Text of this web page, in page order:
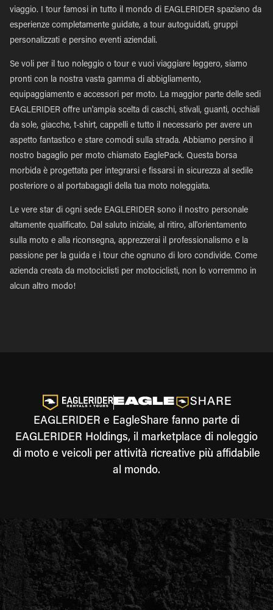
viaggio. I tour famosi in tutto il mondo di EAGLERIDER spaziano da
esperienze completamente guidate, a tour autoguidati, gruppi
personalizzati e persino eventi aziendali.
Se voli per il tuo noleggio o tour e vuoi viaggiare leggero, siamo
pronti con la nostra vasta gamma di abbigliamento,
equipaggiamento e accessori per moto. La maggior parte delle sedi
EAGLERIDER offre un'ampia scelta di caschi, stivali, guanti, occhiali
da sole, giacche, t-shirt, cappelli e tutto il necessario per avere un
aspetto fantastico e stare comodi sulla strada. Abbiamo persino il
nostro bagaglio per moto chiamato EaglePack. Questa borsa
morbida è progettata per integrarsi e fissarsi in sicurezza al sedile
posteriore o al portabagagli della tua moto noleggiata.
Le vere star di ogni sede EAGLERIDER sono il nostro personale
altamente qualificato. Dal saluto iniziale, al ritiro, all'orientamento
sulla moto e alla riconsegna, apprezzerai il professionalismo e la
passione per la guida e i tour che ognuno di loro condivide. Come
azienda creata da motociclisti per motociclisti, non lo vorremmo in
alcun altro modo!
EAGLERIDER e EagleShare fanno parte di
EAGLERIDER Holdings, il marketplace di noleggio
di moto e veicoli per attività ricreative più affidabile
al mondo.